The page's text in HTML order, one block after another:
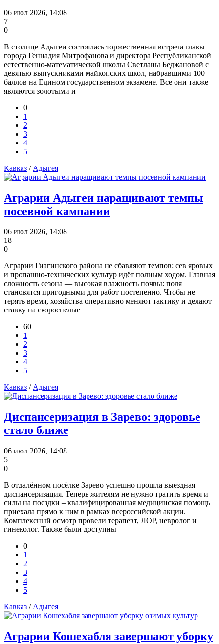
06 июл 2026, 14:08
7
0
В столице Адыгеи состоялась торжественная встреча главы
города Геннадия Митрофанова и директора Республиканской
естественно-математической школы Светланы Беджановой с
девятью выпускниками майкопских школ, набравшими 100
баллов на Едином государственном экзамене. Все они также
являются золотыми и
0
1
2
3
4
5
Кавказ / Адыгея
Аграрии Адыгеи наращивают темпы
посевной кампании
06 июл 2026, 14:08
18
0
Аграрии Гиагинского района не сбавляют темпов: сев яровых
и пропашно‑технических культур идёт полным ходом. Главная
сложность сезона — высокая влажность почвы: поля
становятся пригодными для работ постепенно. Чтобы не
терять время, хозяйства оперативно меняют тактику и делают
ставку на скороспелые
60
1
2
3
4
5
Кавказ /Адыгея
Диспансеризация в Зарево: здоровье
стало ближе
06 июл 2026, 14:08
5
0
В отдалённом посёлке Зарево успешно прошла выездная
диспансеризация. Теперь жителям не нужно тратить время и
силы на поездки – квалифицированная медицинская помощь
приехала прямо к ним в рамках всероссийской акции.
Комплексный осмотр провели терапевт, ЛОР, невролог и
гинеколог. Также были доступны
0
1
2
3
4
5
Кавказ / Адыгея
Аграрии Кошехабля завершают уборку